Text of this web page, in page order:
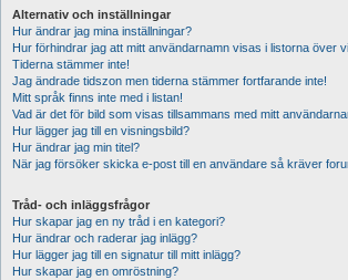
Alternativ och inställningar
Hur ändrar jag mina inställningar?
Hur förhindrar jag att mitt användarnamn visas i listorna över
Tiderna stämmer inte!
Jag ändrade tidszon men tiderna stämmer fortfarande inte!
Mitt språk finns inte med i listan!
Vad är det för bild som visas tillsammans med mitt
Hur lägger jag till en visningsbild?
Hur ändrar jag min titel?
När jag försöker skicka e-post till en användare så kräver
Tråd- och inläggsfrågor
Hur skapar jag en ny tråd i en kategori?
Hur ändrar och raderar jag inlägg?
Hur lägger jag till en signatur till mitt inlägg?
Hur skapar jag en omröstning?